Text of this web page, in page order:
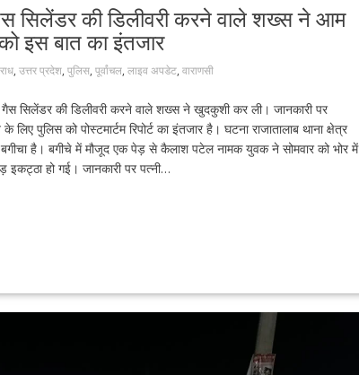
सिलेंडर की डिलीवरी करने वाले शख्स ने आम
इस बात का इंतजार
, उत्तर प्रदेश, पुलिस, पूर्वांचल, लाइव अपडेट, वाराणसी
सिलेंडर की डिलीवरी करने वाले शख्स ने खुदकुशी कर ली। जानकारी पर
पुलिस को पोस्टमार्टम रिपोर्ट का इंतजार है। घटना राजातालाब थाना क्षेत्र
है। बगीचे में मौजूद एक पेड़ से कैलाश पटेल नामक युवक ने सोमवार को भोर में
इकट्ठा हो गई। जानकारी पर पत्नी…